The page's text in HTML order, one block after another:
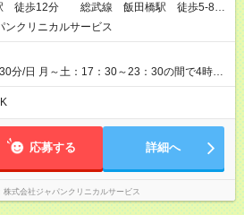
徒歩12分 総武線 飯田橋駅 徒歩5-8
ンクリニカルサービス
分/日 月～土：17：30～23：30の間で4時間
※場合により残業あり ※土曜日勤務できる方
月～土で週4日以上勤務できる方 ※勤務期
単位支給
応募する 詳細へ
株式会社ジャパンクリニカルサービス